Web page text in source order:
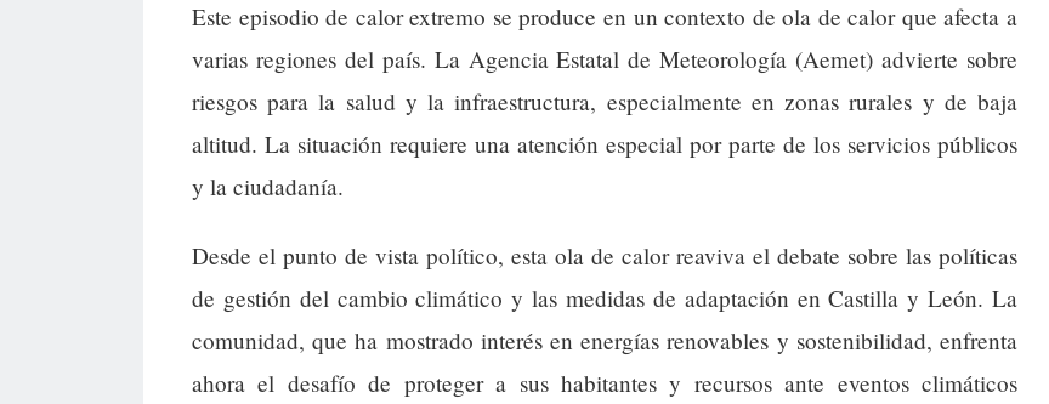
Este episodio de calor extremo se produce en un contexto de ola de calor que afecta a
varias regiones del país. La Agencia Estatal de Meteorología (Aemet) advierte sobre
riesgos para la salud y la infraestructura, especialmente en zonas rurales y de baja
altitud. La situación requiere una atención especial por parte de los servicios públicos
y la ciudadanía.
Desde el punto de vista político, esta ola de calor reaviva el debate sobre las políticas
de gestión del cambio climático y las medidas de adaptación en Castilla y León. La
comunidad, que ha mostrado interés en energías renovables y sostenibilidad, enfrenta
ahora el desafío de proteger a sus habitantes y recursos ante eventos climáticos